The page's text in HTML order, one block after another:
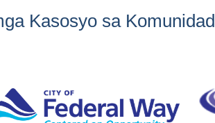
Kasosyo sa Komunidad